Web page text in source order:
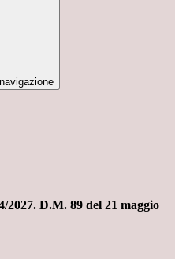
D.M. 89 del 21 maggio